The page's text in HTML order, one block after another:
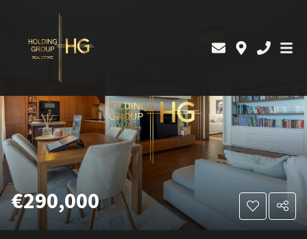
€290,000